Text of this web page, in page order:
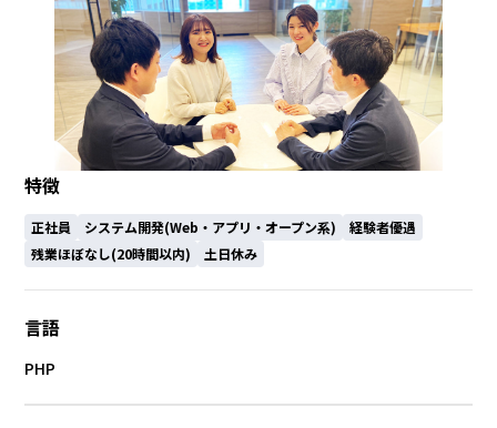
特徴
正社員 システム開発(Web・アプリ・オープン系)
経験者優遇
残業ほぼなし(20時間以内)
土日休み
言語
PHP